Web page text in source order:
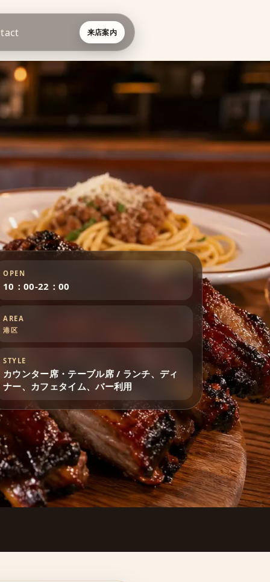
来店案内
OPEN
10：00-22：00
AREA
港区
STYLE
カウンター席・テーブル席 / ランチ、ディ
ナー、カフェタイム、バー利用